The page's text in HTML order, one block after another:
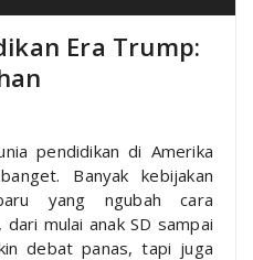
Era Trump:
pendidikan di Amerika
Banyak kebijakan
yang ngubah cara
mulai anak SD sampai
debat panas, tapi juga